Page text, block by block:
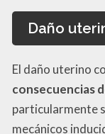
Daño
El daño uterino
consecuencias
particularmente
mecánicos